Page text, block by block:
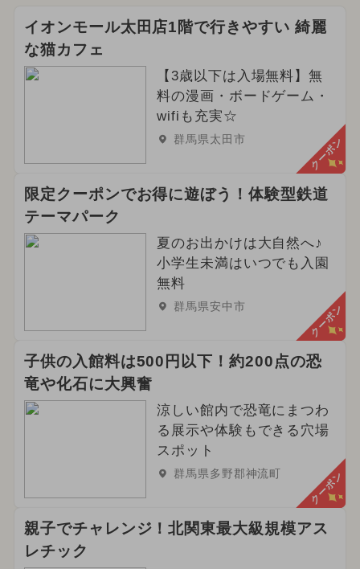
イオンモール太田店1階で行きやすい 綺麗
な猫カフェ
【3歳以下は入場無料】無
料の漫画・ボードゲーム・
wifiも充実☆
群馬県太田市 クーポン
限定クーポンでお得に遊ぼう！体験型鉄道
テーマパーク
夏のお出かけは大自然へ♪
小学生未満はいつでも入園
無料
群馬県安中市 クーポン
子供の入館料は500円以下！約200点の恐
竜や化石に大興奮
涼しい館内で恐竜にまつわ
る展示や体験もできる穴場
スポット
群馬県多野郡神流町 クーポン
親子でチャレンジ！北関東最大級規模アス
レチック